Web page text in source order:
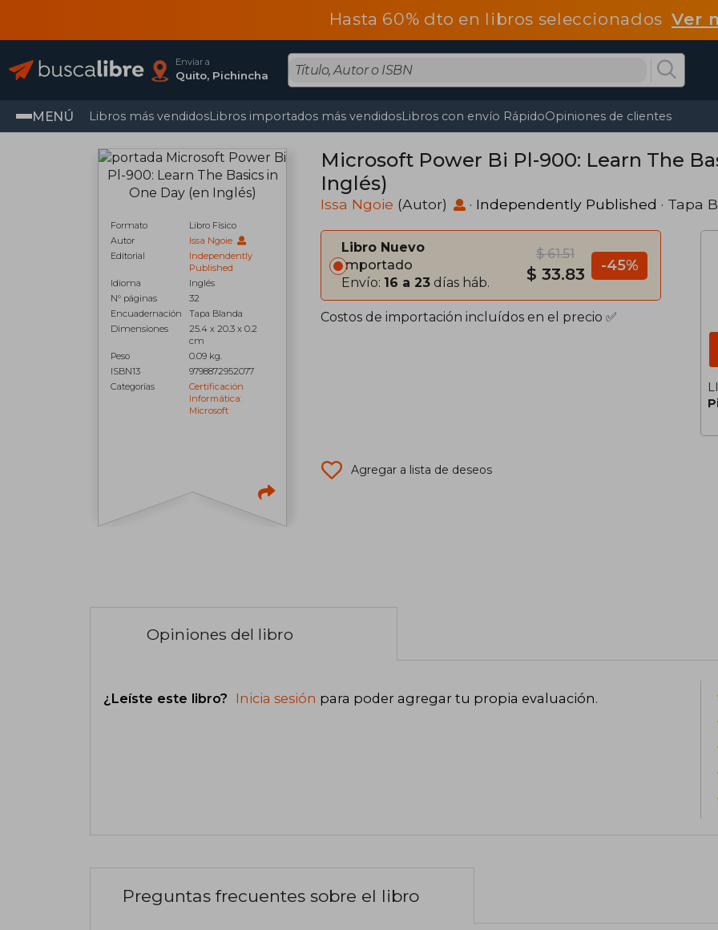
Hasta 60% dto en libros seleccionadosVer
Enviar a
Quito, Pichincha
MENÚ Libros más vendidosLibros importados más vendidosLibros con envío RápidoOpiniones de clientes
Formato
Libro Físico
Autor
Issa Ngoie
Editorial
Independently
Published
Idioma
Inglés
N° páginas
32
Encuadernación
Tapa Blanda
Dimensiones
25.4 x 20.3 x 0.2
cm
Peso
0.09 kg.
ISBN13
9798872952077
Categorías
Certificación
Informática:
Microsoft
Microsoft Power Bi Pl-900: Learn The
Inglés)
Issa Ngoie (Autor) · Independently Published · Tapa
Libro Nuevo
Importado
Envío: 16 a 23 días háb.
$ 61.51
$ 33.83 -45%
Costos de importación incluídos en el precio ✅
Agregar a lista de deseos
Opiniones del libro
¿Leíste este libro? Inicia sesión para poder agregar tu propia evaluación.
Preguntas frecuentes sobre el libro